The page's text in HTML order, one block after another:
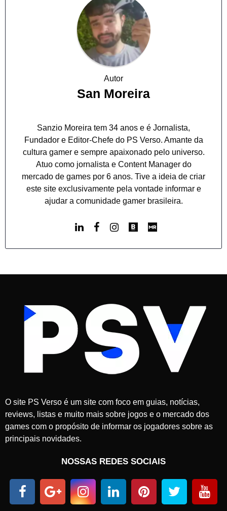
Autor
San Moreira
Sanzio Moreira tem 34 anos e é Jornalista,
Fundador e Editor-Chefe do PS Verso. Amante da
cultura gamer e sempre apaixonado pelo universo.
Atuo como jornalista e Content Manager do
mercado de games por 6 anos. Tive a ideia de criar
este site exclusivamente pela vontade informar e
ajudar a comunidade gamer brasileira.
O site PS Verso é um site com foco em guias, notícias,
reviews, listas e muito mais sobre jogos e o mercado dos
games com o propósito de informar os jogadores sobre as
principais novidades.
NOSSAS REDES SOCIAIS